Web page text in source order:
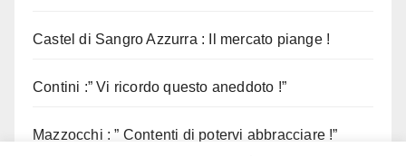
Castel di Sangro Azzurra : Il mercato piange !
Contini :” Vi ricordo questo aneddoto !”
Mazzocchi : ” Contenti di potervi abbracciare !”